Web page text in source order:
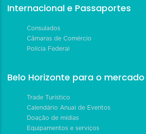
Internacional e Passaportes
Consulados
Câmaras de Comércio
Polícia Federal
Belo Horizonte para o mercado
Trade Turístico
Calendário Anual de Eventos
Doação de mídias
Equipamentos e serviços